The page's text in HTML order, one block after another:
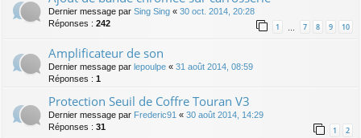
Dernier message par Sing Sing « 30 oct. 2014, 20:28
Réponses : 242 1 … 7 8 9 10
Amplificateur de son
Dernier message par lepoulpe « 31 août 2014, 08:59
Réponses : 1
Protection Seuil de Coffre Touran V3
Dernier message par Frederic91 « 30 août 2014, 14:29
Réponses : 31 1 2